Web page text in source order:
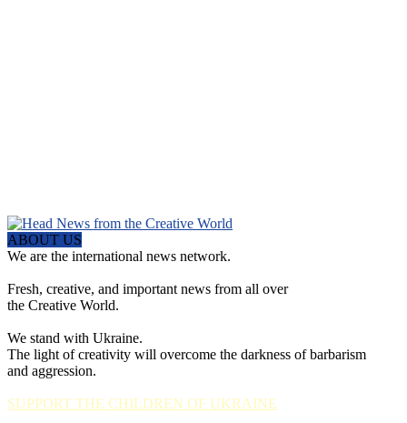
ABOUT US
We are the international news network.
Fresh, creative, and important news from all over
the Creative World.
We stand with Ukraine.
The light of creativity will overcome the darkness of barbarism
and aggression.
SUPPORT THE CHILDREN OF UKRAINE